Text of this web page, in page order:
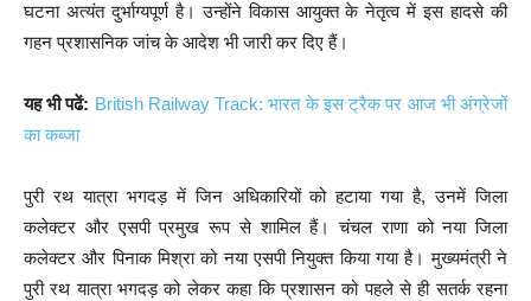
घटना अत्यंत दुर्भाग्यपूर्ण है। उन्होंने विकास आयुक्त के नेतृत्व में इस हादसे की
गहन प्रशासनिक जांच के आदेश भी जारी कर दिए हैं।
यह भी पढें: British Railway Track: भारत के इस ट्रैक पर आज भी अंग्रेजों
का कब्जा
पुरी रथ यात्रा भगदड़ में जिन अधिकारियों को हटाया गया है, उनमें जिला
कलेक्टर और एसपी प्रमुख रूप से शामिल हैं। चंचल राणा को नया जिला
कलेक्टर और पिनाक मिश्रा को नया एसपी नियुक्त किया गया है। मुख्यमंत्री ने
पुरी रथ यात्रा भगदड़ को लेकर कहा कि प्रशासन को पहले से ही सतर्क रहना